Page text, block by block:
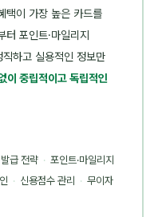
택이 가장 높은 카드를
포인트·마일리지
하고 실용적인 정보만
이 중립적이고 독립적인
급 전략 · 포인트·마일리지
· 신용점수 관리 · 무이자